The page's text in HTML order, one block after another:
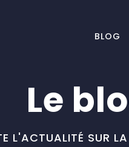
BLOG
Le
L'ACTUALITÉ SUR